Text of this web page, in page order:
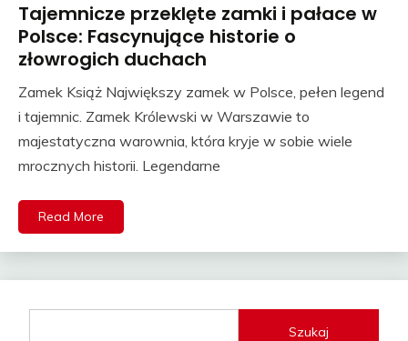
Tajemnicze przeklęte zamki i pałace w
Polsce: Fascynujące historie o
złowrogich duchach
Zamek Książ Największy zamek w Polsce, pełen legend
i tajemnic. Zamek Królewski w Warszawie to
majestatyczna warownia, która kryje w sobie wiele
mrocznych historii. Legendarne
Read More
Szukaj